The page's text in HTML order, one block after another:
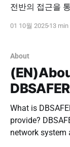
전반의 접근을
DBSAFER DB
PNPSECURE ·
Server Access
01 10월 2025 13 min
About
What is
provide? DBSAFER AM is an infrastructure server and
network system